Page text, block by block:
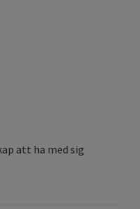
att ha med sig